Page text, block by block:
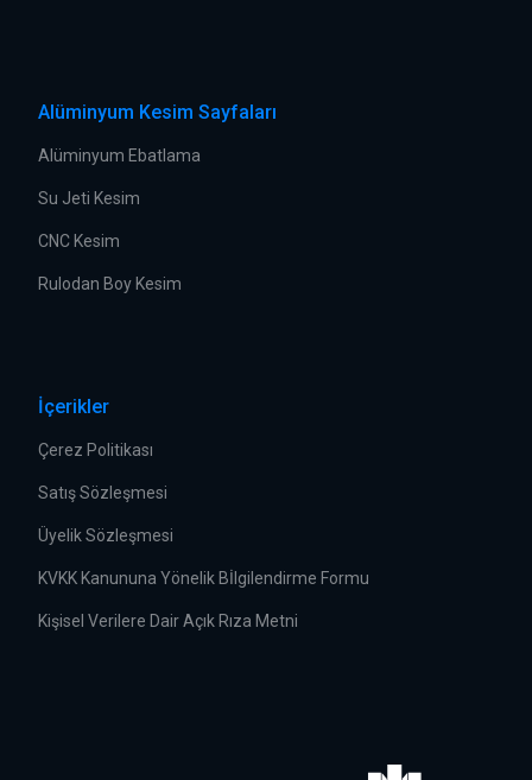
Alüminyum Kesim Sayfaları
Alüminyum Ebatlama
Su Jeti Kesim
CNC Kesim
Rulodan Boy Kesim
İçerikler
Çerez Politikası
Satış Sözleşmesi
Üyelik Sözleşmesi
KVKK Kanununa Yönelik Bİlgilendirme Formu
Kişisel Verilere Dair Açık Rıza Metni